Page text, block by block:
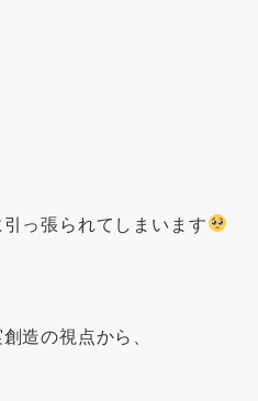
っ張られてしまいます
造の視点から、